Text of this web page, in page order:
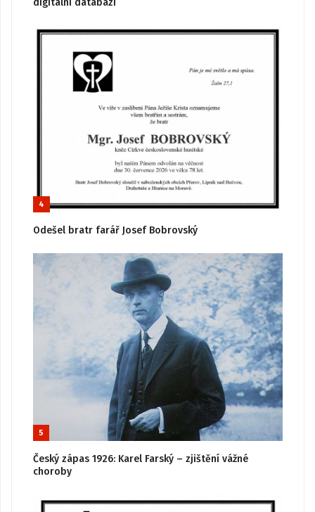
4
Odešel bratr farář Josef Bobrovský
5
Český zápas 1926: Karel Farský – zjištění vážné
choroby